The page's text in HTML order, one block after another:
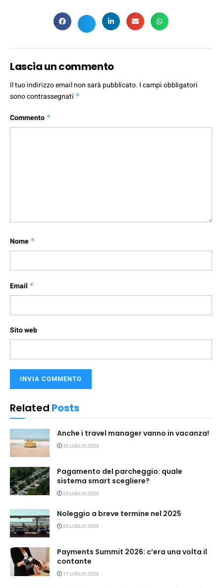
Lascia un commento
Il tuo indirizzo email non sarà pubblicato. I campi obbligatori
sono contrassegnati *
Commento *
Nome *
Email *
Sito web
Related Posts
Anche i travel manager vanno in vacanza!
30 LUGLIO 2026
Pagamento del parcheggio: quale
sistema smart scegliere?
23 LUGLIO 2026
Noleggio a breve termine nel 2025
20 LUGLIO 2026
Payments Summit 2026: c’era una volta il
contante
17 LUGLIO 2026